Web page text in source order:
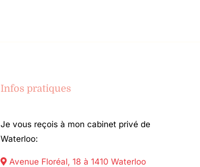
Infos pratiques
Je vous reçois à mon cabinet privé de
Waterloo:
Avenue Floréal, 18 à 1410 Waterloo